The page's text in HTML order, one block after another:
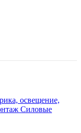
освещение,
Силовые